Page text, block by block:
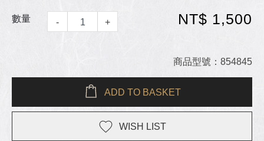
數量 - + NT$ 1,500
商品型號：854845
ADD TO BASKET
WISH LIST